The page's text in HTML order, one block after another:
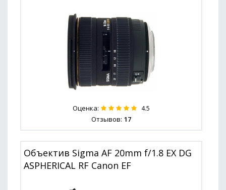
Оценка: 4.5
Отзывов: 17
Объектив Sigma AF 20mm f/1.8 EX DG
ASPHERICAL RF Canon EF